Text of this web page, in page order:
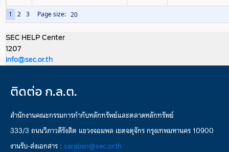
1 2 3 Page size:
SEC HELP Center
1207
info@sec.or.th
ติดต่อ ก.ล.ต.
สำนักงานคณะกรรมการกำกับหลักทรัพย์และตลาดหลักทรัพย์
333/3 ถนนวิภาวดีรังสิต แขวงจอมพล เขตจตุจักร กรุงเทพมหานคร 10900
งานรับ-ส่งเอกสาร : saraban@sec.or.th